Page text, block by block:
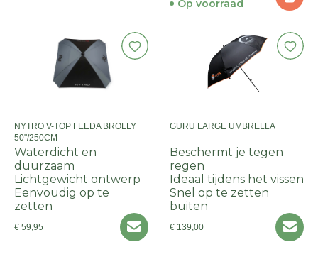
Op voorraad
NYTRO V-TOP FEEDA BROLLY
50"/250CM
Waterdicht en
duurzaam
Lichtgewicht ontwerp
Eenvoudig op te
zetten
€ 59,95
GURU LARGE UMBRELLA
Beschermt je tegen
regen
Ideaal tijdens het vissen
Snel op te zetten
buiten
€ 139,00